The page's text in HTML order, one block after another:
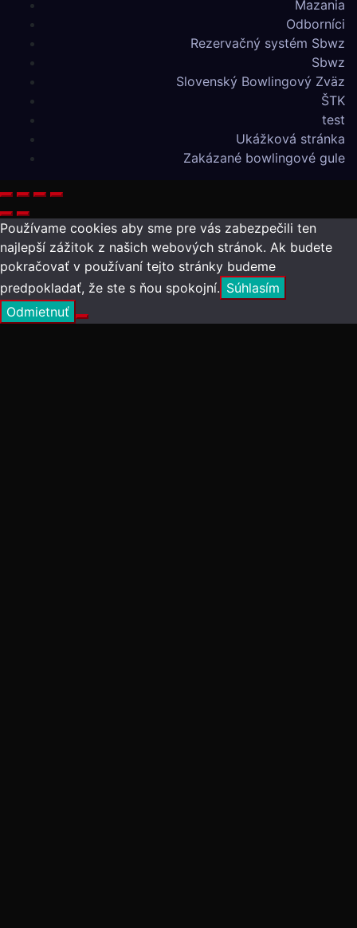
Mazania
Odborníci
Rezervačný systém Sbwz
Sbwz
Slovenský Bowlingový Zväz
ŠTK
test
Ukážková stránka
Zakázané bowlingové gule
Používame cookies aby sme pre vás zabezpečili ten
najlepší zážitok z našich webových stránok. Ak budete
pokračovať v používaní tejto stránky budeme
predpokladať, že ste s ňou spokojní. Súhlasím
Odmietnuť